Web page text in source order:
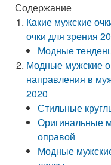
Содержание
Какие мужские
очки для зрения
Модные
Модные мужские
направления в
2020
Стильные
Оригинальные
оправой
Модные